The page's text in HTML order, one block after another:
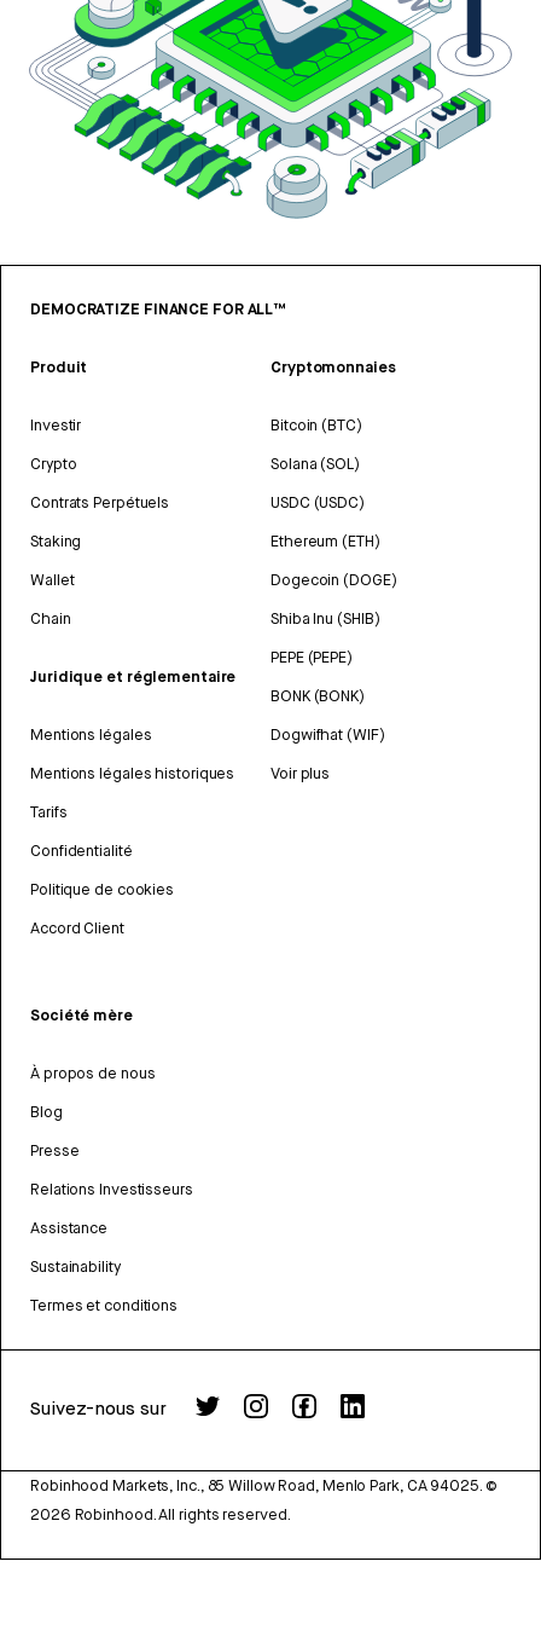
DEMOCRATIZE FINANCE FOR ALL™
Produit
Investir
Crypto
Contrats Perpétuels
Staking
Wallet
Chain
Juridique et réglementaire
Mentions légales
Mentions légales historiques
Tarifs
Confidentialité
Politique de cookies
Accord Client
Cryptomonnaies
Bitcoin (BTC)
Solana (SOL)
USDC (USDC)
Ethereum (ETH)
Dogecoin (DOGE)
Shiba Inu (SHIB)
PEPE (PEPE)
BONK (BONK)
Dogwifhat (WIF)
Voir plus
Société mère
À propos de nous
Blog
Presse
Relations Investisseurs
Assistance
Sustainability
Termes et conditions
Suivez-nous sur
Robinhood Markets, Inc., 85 Willow Road, Menlo Park, CA 94025. ©
2026 Robinhood. All rights reserved.